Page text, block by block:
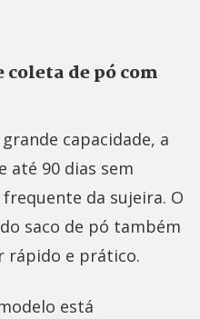
de pó com
capacidade, a
até 90 dias sem
da sujeira. O
saco de pó também
rápido e prático.
está